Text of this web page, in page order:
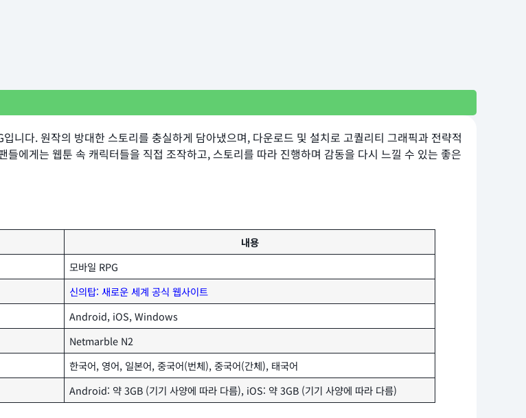
니다. 원작의 방대한 스토리를 충실하게 담아냈으며, 다운로드 및 설치로 고퀄리티 그래픽과 전략적
에게는 웹툰 속 캐릭터들을 직접 조작하고, 스토리를 따라 진행하며 감동을 다시 느낄 수 있는 좋은
내용
모바일 RPG
신의탑: 새로운 세계 공식 웹사이트
Android, iOS, Windows
Netmarble N2
한국어, 영어, 일본어, 중국어(번체), 중국어(간체), 태국어
Android: 약 3GB (기기 사양에 따라 다름), iOS: 약 3GB (기기 사양에 따라 다름)